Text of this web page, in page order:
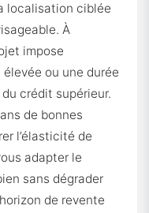
localisation ciblée
À
impose
ou une durée
crédit supérieur.
de bonnes
l’élasticité de
adapter le
sans dégrader
de revente